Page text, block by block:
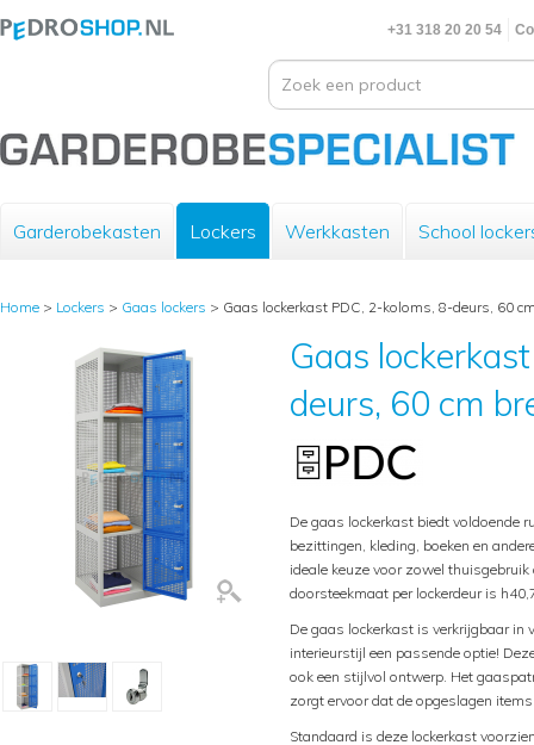
+31 318 20 20 54
Garderobekasten Lockers Werkkasten School
Home > Lockers > Gaas lockers > Gaas lockerkast PDC, 2-koloms, 8-deurs, 60
Gaas
deurs, 60 cm
De gaas lockerkast biedt voldoende
bezittingen, kleding, boeken en
ideale keuze voor zowel
doorsteekmaat per lockerdeur is
De gaas lockerkast is verkrijgbaar in
interieurstijl een passende optie!
ook een stijlvol ontwerp. Het
zorgt ervoor dat de opgeslagen
Standaard is deze lockerkast